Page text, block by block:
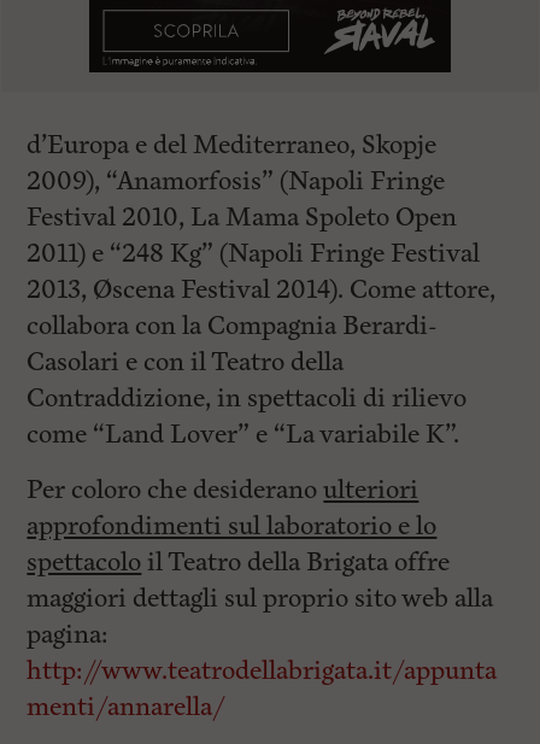
d’Europa e del Mediterraneo, Skopje
2009), “Anamorfosis” (Napoli Fringe
Festival 2010, La Mama Spoleto Open
2011) e “248 Kg” (Napoli Fringe Festival
2013, Øscena Festival 2014). Come attore,
collabora con la Compagnia Berardi-
Casolari e con il Teatro della
Contraddizione, in spettacoli di rilievo
come “Land Lover” e “La variabile K”.
Per coloro che desideranoulteriori
approfondimenti sul laboratorio e lo
spettacolo il Teatro della Brigata offre
maggiori dettagli sul proprio sito web alla
pagina:
http://www.teatrodellabrigata.it/appunta
menti/annarella/